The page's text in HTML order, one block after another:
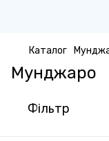
Каталог
Мунджаро
Фільтр